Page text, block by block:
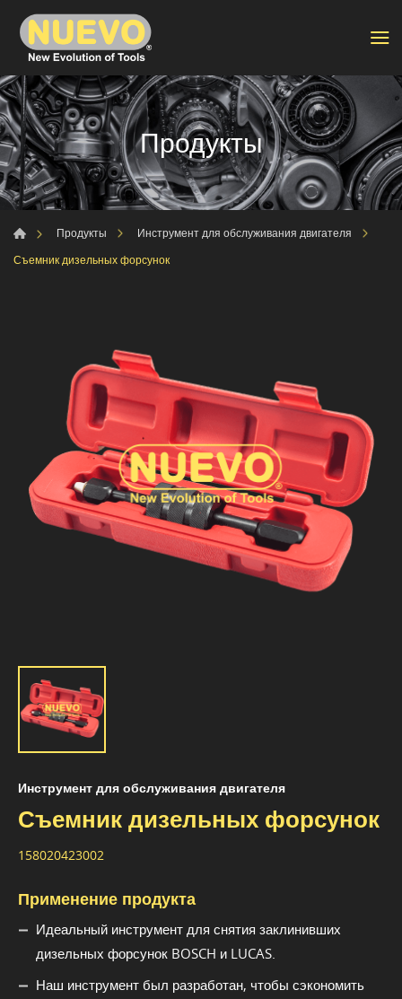
Продукты
Продукты
Инструмент для обслуживания двигателя
Съемник дизельных форсунок
Инструмент для обслуживания двигателя
Съемник дизельных форсунок
158020423002
Применение продукта
Идеальный инструмент для снятия заклинивших
дизельных форсунок BOSCH и LUCAS.
Наш инструмент был разработан, чтобы сэкономить